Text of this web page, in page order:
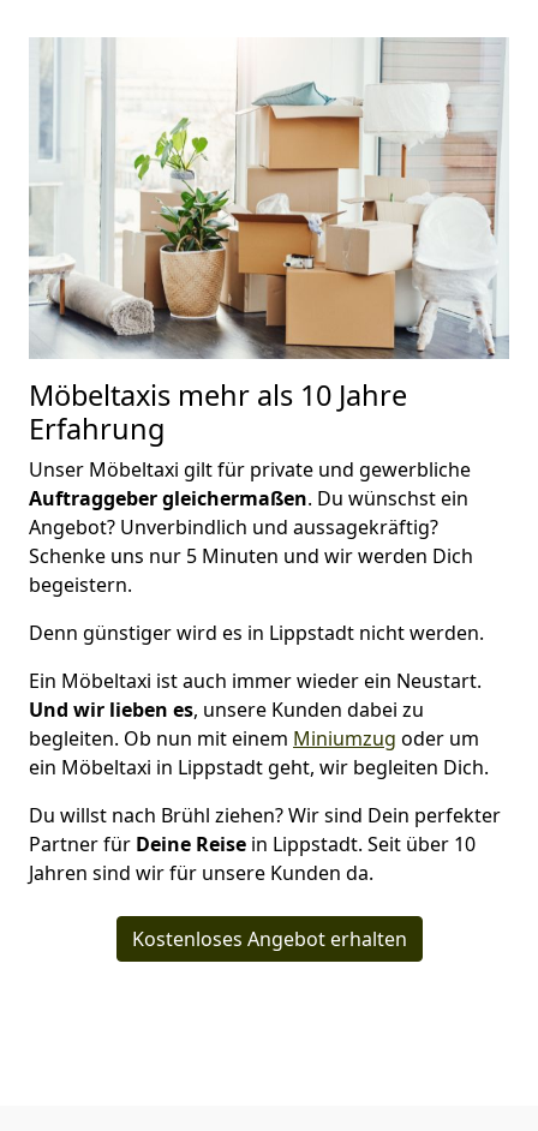
Möbeltaxis mehr als 10 Jahre
Erfahrung
Unser Möbeltaxi gilt für private und gewerbliche
Auftraggeber gleichermaßen. Du wünschst ein
Angebot? Unverbindlich und aussagekräftig?
Schenke uns nur 5 Minuten und wir werden Dich
begeistern.
Denn günstiger wird es in Lippstadt nicht werden.
Ein Möbeltaxi ist auch immer wieder ein Neustart.
Und wir lieben es, unsere Kunden dabei zu
begleiten. Ob nun mit einem Miniumzug oder um
ein Möbeltaxi in Lippstadt geht, wir begleiten Dich.
Du willst nach Brühl ziehen? Wir sind Dein perfekter
Partner für Deine Reise in Lippstadt. Seit über 10
Jahren sind wir für unsere Kunden da.
Kostenloses Angebot erhalten